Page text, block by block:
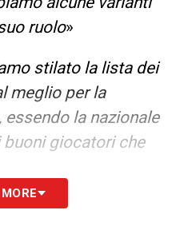
ruolo»
stilato la lista dei
meglio per la
la nazionale
buoni giocatori che
a ieri sera non